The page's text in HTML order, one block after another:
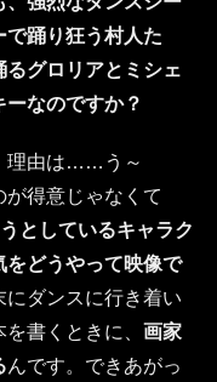
で踊り狂う村人た
グロリアとミシェ
なのですか？
理由は……う～
得意じゃなくて
としているキャラク
をどうやって映像で
ダンスに行き着い
書くときに、 画家
んです。できあがっ